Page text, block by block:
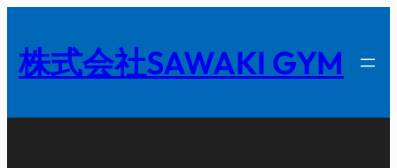
を
キ
株式会社SAWAKI GYM